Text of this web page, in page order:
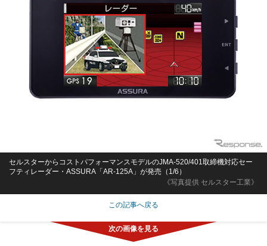
《写真提供 セルスター工業》
セルスターからコストパフォーマンスモデルのJMA-520/401取締機対応セー
フティレーダー・ASSURA「AR-125A」が発売（1/6）
この記事へ戻る